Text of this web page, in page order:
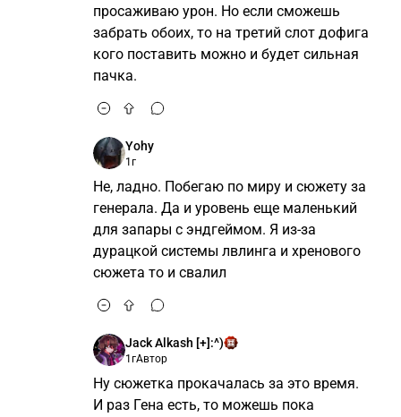
просаживаю урон. Но если сможешь
забрать обоих, то на третий слот дофига
кого поставить можно и будет сильная
пачка.
Yohy
1г
Не, ладно. Побегаю по миру и сюжету за
генерала. Да и уровень еще маленький
для запары с эндгеймом. Я из-за
дурацкой системы лвлинга и хренового
сюжета то и свалил
Jack Alkash [+]:^)
1гАвтор
Ну сюжетка прокачалась за это время.
И раз Гена есть, то можешь пока